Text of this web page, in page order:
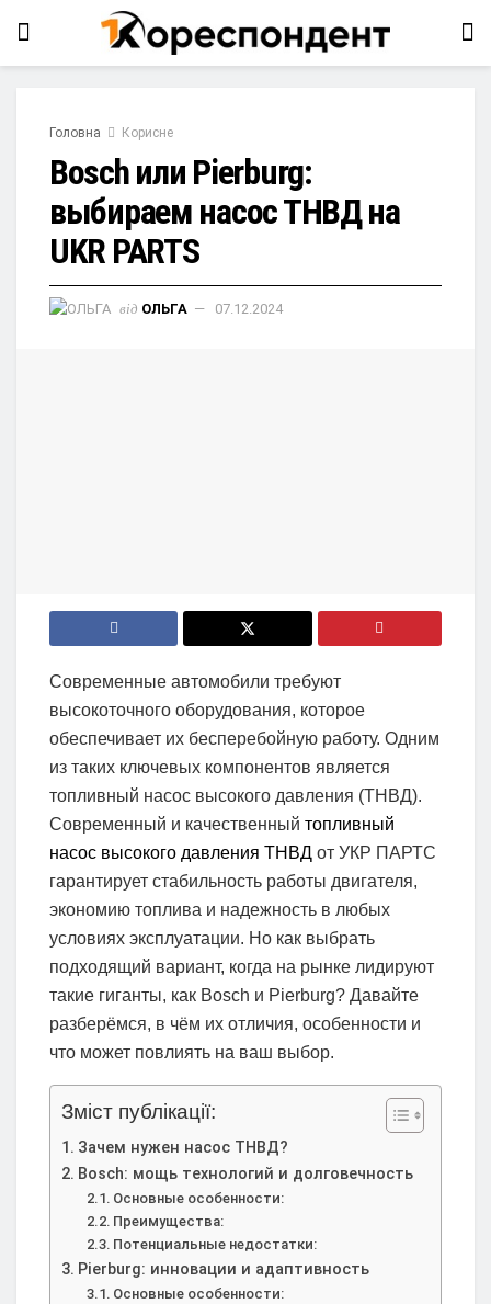
Головна Корисне
Bosch или Pierburg:
выбираем насос ТНВД на
UKR PARTS
від ОЛЬГА 07.12.2024
Современные автомобили требуют
высокоточного оборудования, которое
обеспечивает их бесперебойную работу. Одним
из таких ключевых компонентов является
топливный насос высокого давления (ТНВД).
Современный и качественный топливный
насос высокого давления ТНВД от УКР ПАРТС
гарантирует стабильность работы двигателя,
экономию топлива и надежность в любых
условиях эксплуатации. Но как выбрать
подходящий вариант, когда на рынке лидируют
такие гиганты, как Bosch и Pierburg? Давайте
разберёмся, в чём их отличия, особенности и
что может повлиять на ваш выбор.
Зміст публікації:
Зачем нужен насос ТНВД?
Bosch: мощь технологий и долговечность
Основные особенности:
Преимущества:
Потенциальные недостатки:
Pierburg: инновации и адаптивность
Основные особенности: